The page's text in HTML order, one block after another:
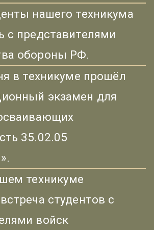
нашего техникума
с представителями
обороны РФ.
в техникуме прошёл
экзамен для
35.02.05
техникуме
студентов с
войск